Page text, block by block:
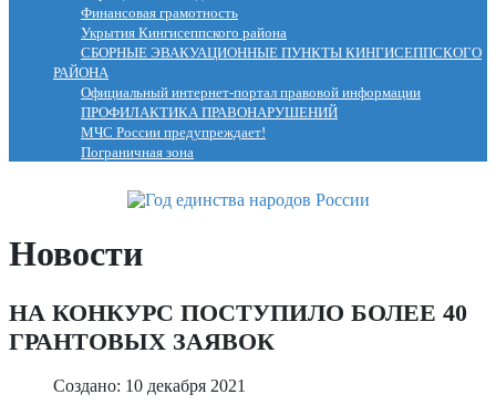
Финансовая грамотность
Укрытия Кингисеппского района
СБОРНЫЕ ЭВАКУАЦИОННЫЕ ПУНКТЫ КИНГИСЕППСКОГО
РАЙОНА
Официальный интернет-портал правовой информации
ПРОФИЛАКТИКА ПРАВОНАРУШЕНИЙ
МЧС России предупреждает!
Пограничная зона
Новости
НА КОНКУРС ПОСТУПИЛО БОЛЕЕ 40
ГРАНТОВЫХ ЗАЯВОК
Создано: 10 декабря 2021